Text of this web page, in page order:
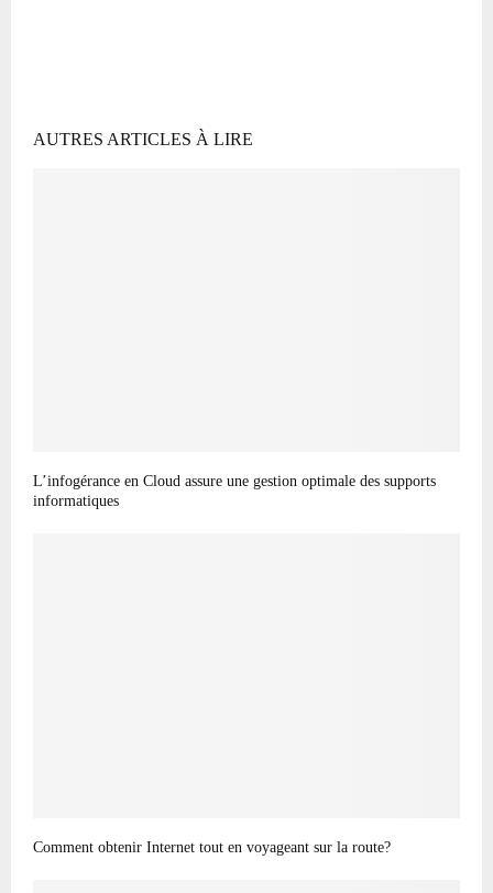
AUTRES ARTICLES À LIRE
L’infogérance en Cloud assure une gestion optimale des supports
informatiques
Comment obtenir Internet tout en voyageant sur la route?